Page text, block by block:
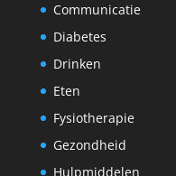
Communicatie
Diabetes
Drinken
Eten
Fysiotherapie
Gezondheid
Hulpmiddelen